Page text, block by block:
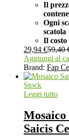
Il
Ogni
scatola
Il costo
29,94 €59,40
Aggiungi al
Brand: Fap
Stock
Leggi tutto
Saicis